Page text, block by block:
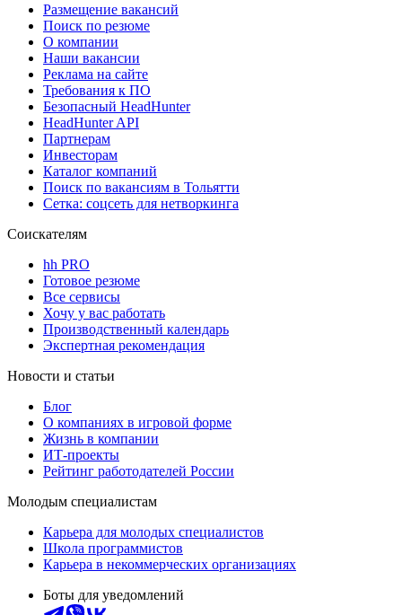
Размещение вакансий
Поиск по резюме
О компании
Наши вакансии
Реклама на сайте
Требования к ПО
Безопасный HeadHunter
HeadHunter API
Партнерам
Инвесторам
Каталог компаний
Поиск по вакансиям в Тольятти
Сетка: соцсеть для нетворкинга
Соискателям
hh PRO
Готовое резюме
Все сервисы
Хочу у вас работать
Производственный календарь
Экспертная рекомендация
Новости и статьи
Блог
О компаниях в игровой форме
Жизнь в компании
ИТ-проекты
Рейтинг работодателей России
Молодым специалистам
Карьера для молодых специалистов
Школа программистов
Карьера в некоммерческих организациях
Боты для уведомлений